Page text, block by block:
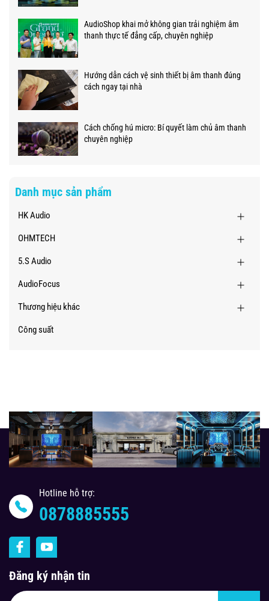
AudioShop khai mở không gian trải nghiệm âm
thanh thực tế đẳng cấp, chuyên nghiệp
Hướng dẫn cách vệ sinh thiết bị âm thanh đúng
cách ngay tại nhà
Cách chống hú micro: Bí quyết làm chủ âm thanh
chuyên nghiệp
Danh mục sản phẩm
HK Audio
OHMTECH
5.S Audio
AudioFocus
Thương hiệu khác
Công suất
Hotline hỗ trợ:
0878885555
Đăng ký nhận tin